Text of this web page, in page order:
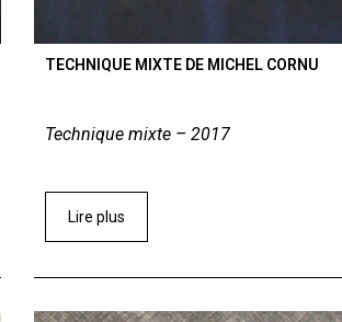
TECHNIQUE MIXTE DE MICHEL CORNU
Technique mixte – 2017
Lire plus